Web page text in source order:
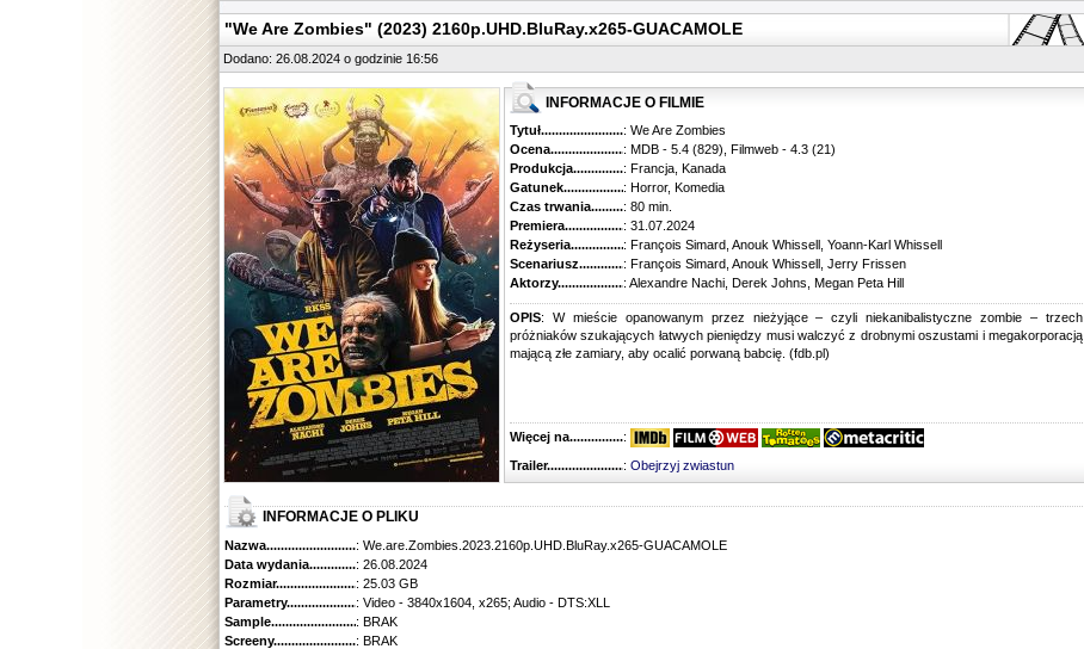
"We Are Zombies" (2023) 2160p.UHD.BluRay.x265-GUACAMOLE
Dodano: 26.08.2024 o godzinie 16:56
INFORMACJE O FILMIE
Tytuł............................................
: We Are Zombies
Ocena.............................................: MDB - 5.4 (829), Filmweb - 4.3 (21)
Produkcja.........................................
: Francja, Kanada
Gatunek...........................................
: Horror, Komedia
Czas trwania......................................
: 80 min.
Premiera..........................................
: 31.07.2024
Reżyseria........................................: François Simard, Anouk Whissell, Yoann-Karl Whissell
Scenariusz........................................: François Simard, Anouk Whissell, Jerry Frissen
Aktorzy...........................................: Alexandre Nachi, Derek Johns, Megan Peta Hill
OPIS: W mieście opanowanym przez nieżyjące – czyli niekanibalistyczne zombie – trzech
próżniaków szukających łatwych pieniędzy musi walczyć z drobnymi oszustami i megakorporacją
mającą złe zamiary, aby ocalić porwaną babcię. (fdb.pl)
Więcej na........................................
:
Trailer...........................................
: Obejrzyj zwiastun
INFORMACJE O PLIKU
Nazwa.............................................: We.are.Zombies.2023.2160p.UHD.BluRay.x265-GUACAMOLE
Data wydania......................................
: 26.08.2024
Rozmiar...........................................
: 25.03 GB
Parametry.........................................: Video - 3840x1604, x265; Audio - DTS:XLL
Sample............................................
: BRAK
Screeny...........................................
: BRAK